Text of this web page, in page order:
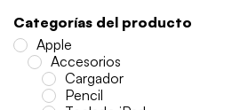
Categorías del producto
Apple
Accesorios
Cargador
Pencil